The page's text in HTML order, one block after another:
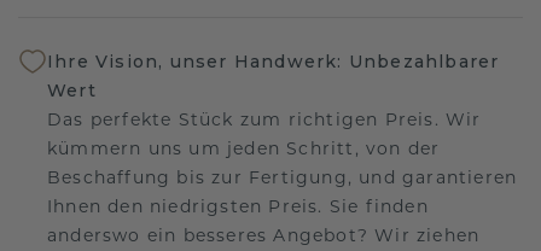
Ihre Vision, unser Handwerk: Unbezahlbarer
Wert
Das perfekte Stück zum richtigen Preis. Wir
kümmern uns um jeden Schritt, von der
Beschaffung bis zur Fertigung, und garantieren
Ihnen den niedrigsten Preis. Sie finden
anderswo ein besseres Angebot? Wir ziehen